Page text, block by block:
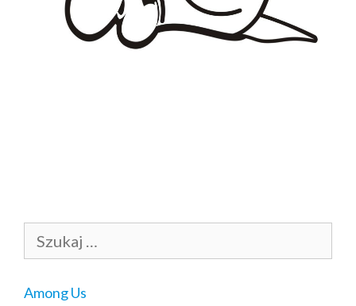
Among Us